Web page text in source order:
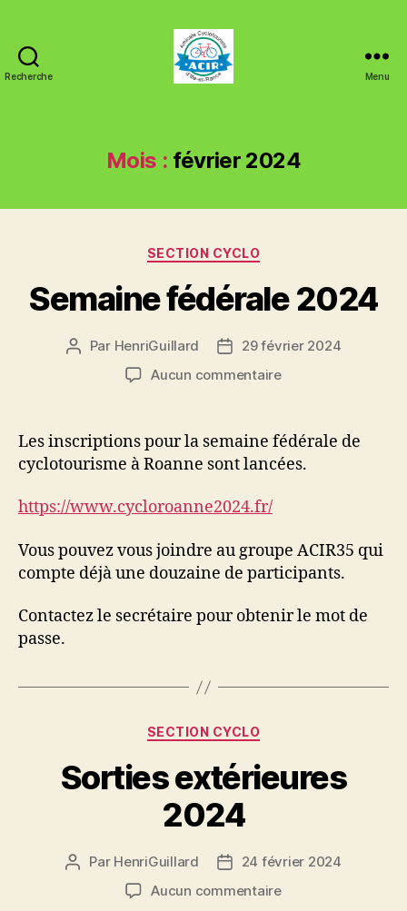
Recherche Menu
Mois : février 2024
Catégories
SECTION CYCLO
Semaine fédérale 2024
Auteur
Par HenriGuillard
Date29 février 2024
Aucun commentairesur
2024
Les inscriptions pour la semaine fédérale de
cyclotourisme à Roanne sont lancées.
https://www.cycloroanne2024.fr/
Vous pouvez vous joindre au groupe ACIR35 qui
compte déjà une douzaine de participants.
Contactez le secrétaire pour obtenir le mot de
passe.
Catégories
SECTION CYCLO
Sorties extérieures
2024
Auteur
Par HenriGuillard
Date24 février 2024
Aucun commentairesur